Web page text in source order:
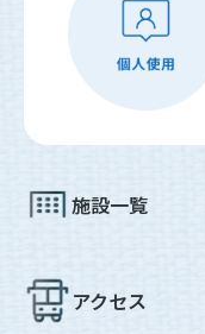
施設一覧
アクセス